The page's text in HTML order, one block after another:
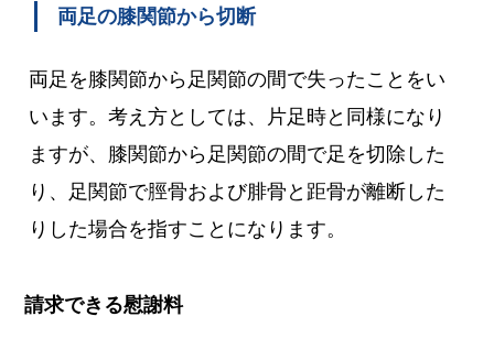
両足の膝関節から切断
両足を膝関節から足関節の間で失ったことをい
います。考え方としては、片足時と同様になり
ますが、膝関節から足関節の間で足を切除した
り、足関節で脛骨および腓骨と距骨が離断した
りした場合を指すことになります。
請求できる慰謝料